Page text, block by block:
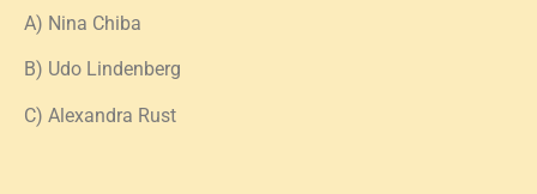
A) Nina Chiba
B) Udo Lindenberg
C) Alexandra Rust